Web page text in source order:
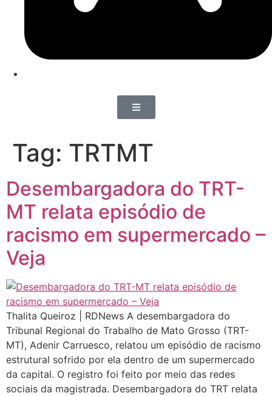
Tag: TRTMT
Desembargadora do TRT-
MT relata episódio de
racismo em supermercado –
Veja
Thalita Queiroz | RDNews A desembargadora do
Tribunal Regional do Trabalho de Mato Grosso (TRT-
MT), Adenir Carruesco, relatou um episódio de racismo
estrutural sofrido por ela dentro de um supermercado
da capital. O registro foi feito por meio das redes
sociais da magistrada. Desembargadora do TRT relata